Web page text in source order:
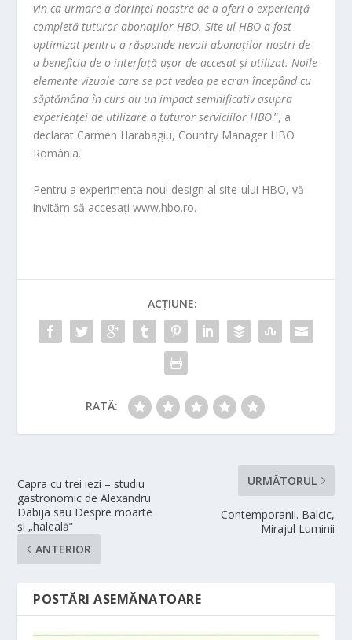
vin ca urmare a dorinței noastre de a oferi o experiență
completă tuturor abonaților HBO. Site-ul HBO a fost
optimizat pentru a răspunde nevoii abonaților noștri de
a beneficia de o interfață ușor de accesat și utilizat. Noile
elemente vizuale care se pot vedea pe ecran începând cu
săptămâna în curs au un impact semnificativ asupra
experienței de utilizare a tuturor serviciilor HBO.”, a
declarat Carmen Harabagiu, Country Manager HBO
România.
Pentru a experimenta noul design al site-ului HBO, vă
invităm să accesați www.hbo.ro.
ACȚIUNE:
RATĂ:
Capra cu trei iezi – studiu
gastronomic de Alexandru
Dabija sau Despre moarte
și „haleală”
ANTERIOR
URMĂTORUL
Contemporanii. Balcic,
Mirajul Luminii
POSTĂRI ASEMĂNATOARE